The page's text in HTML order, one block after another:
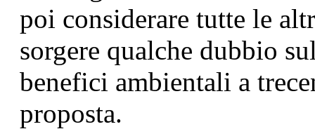
poi considerare tutte le
sorgere qualche dubbio
benefici ambientali a
proposta.